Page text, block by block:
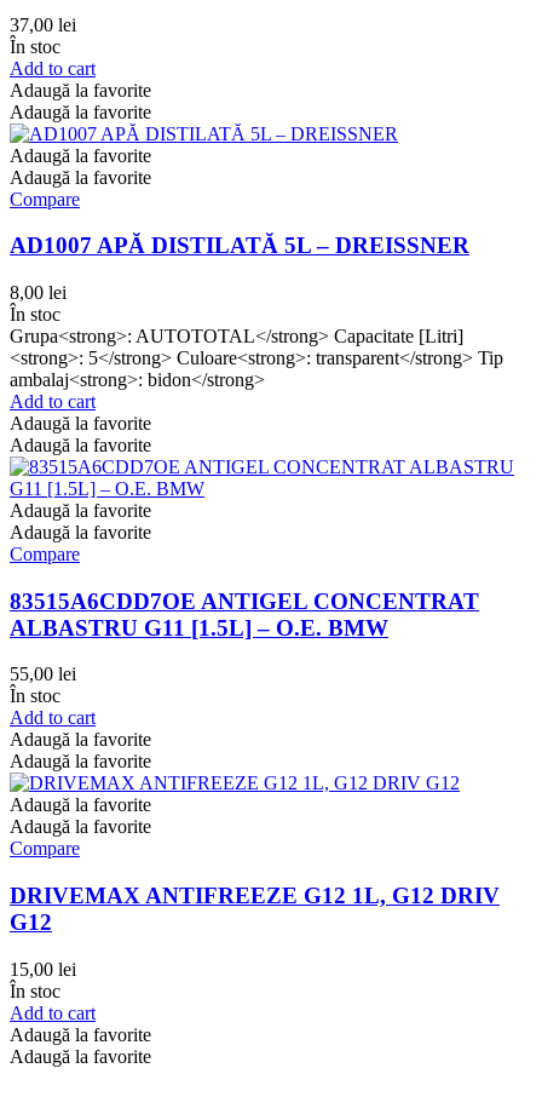
37,00 lei
În stoc
Add to cart
Adaugă la favorite
Adaugă la favorite
Adaugă la favorite
Adaugă la favorite
Compare
AD1007 APĂ DISTILATĂ 5L – DREISSNER
8,00 lei
În stoc
Grupa<strong>: AUTOTOTAL</strong> Capacitate [Litri]
<strong>: 5</strong> Culoare<strong>: transparent</strong> Tip
ambalaj<strong>: bidon</strong>
Add to cart
Adaugă la favorite
Adaugă la favorite
Adaugă la favorite
Adaugă la favorite
Compare
83515A6CDD7OE ANTIGEL CONCENTRAT
ALBASTRU G11 [1.5L] – O.E. BMW
55,00 lei
În stoc
Add to cart
Adaugă la favorite
Adaugă la favorite
Adaugă la favorite
Adaugă la favorite
Compare
DRIVEMAX ANTIFREEZE G12 1L, G12 DRIV
G12
15,00 lei
În stoc
Add to cart
Adaugă la favorite
Adaugă la favorite